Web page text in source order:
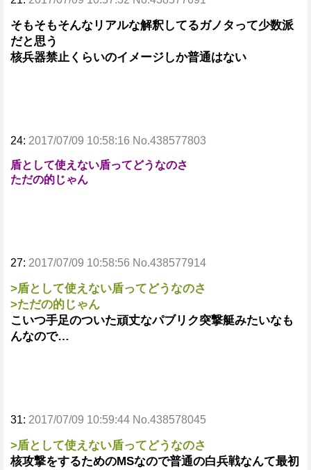
そもそもそんなリアルな解釈してるガノタって少数派
だと思う
核兵器禁止くらいのイメージしか普通はない
24: 2017/07/09 10:58:16 No.438577803
盾として使えない盾ってどうなのさ
ただの的じゃん
27: 2017/07/09 10:58:56 No.438577914
>盾として使えない盾ってどうなのさ
>ただの的じゃん
こいつ手足のついた頑丈なパブリク突撃艇みたいなも
んなので…
31: 2017/07/09 10:59:44 No.438578045
>盾として使えない盾ってどうなのさ
核攻撃をするためのMSなので普通の白兵戦なんて最初